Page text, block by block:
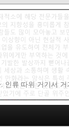
류 따위 거기서